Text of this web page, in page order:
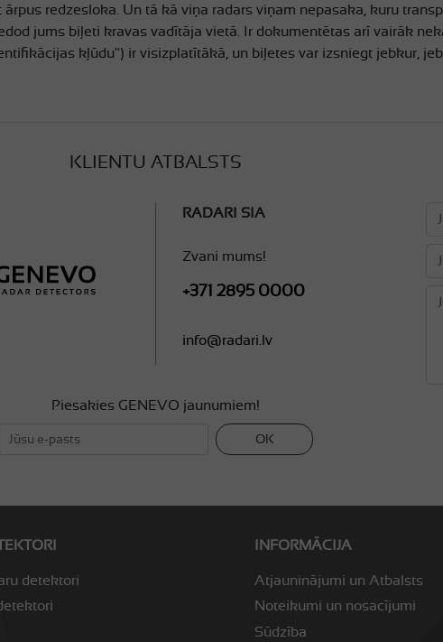
redzesloka. Un tā kā viņa radars viņam nepasaka, kuru
jums biļeti kravas vadītāja vietā. Ir dokumentētas arī vairāk
kļūdu") ir visizplatītākā, un biļetes var izsniegt jebkur,
KLIENTU ATBALSTS
RADARI SIA
Zvani mums!
+371 2895 0000
info@radari.lv
Piesakies GENEVO jaunumiem!
OK
detektori
INFORMĀCIJA
Atjauninājumi un Atbalsts
Noteikumi un nosacījumi
Sūdzība